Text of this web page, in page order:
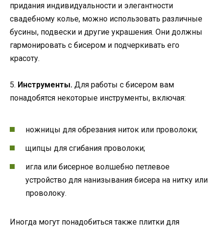
придания индивидуальности и элегантности
свадебному колье, можно использовать различные
бусины, подвески и другие украшения. Они должны
гармонировать с бисером и подчеркивать его
красоту.
5. Инструменты. Для работы с бисером вам
понадобятся некоторые инструменты, включая:
ножницы для обрезания ниток или проволоки;
щипцы для сгибания проволоки;
игла или бисерное волшебно петлевое
устройство для нанизывания бисера на нитку или
проволоку.
Иногда могут понадобиться также плитки для